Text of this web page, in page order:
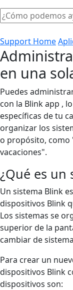
Support Home
en una
Puedes
con la Blink app ,
específicas de tu
organizar los
o propósito, como
vacaciones".
¿Qué es un
Un sistema Blink
dispositivos Blink
Los sistemas se
superior de la
cambiar de
Para crear un
dispositivos Blink
dispositivos son: